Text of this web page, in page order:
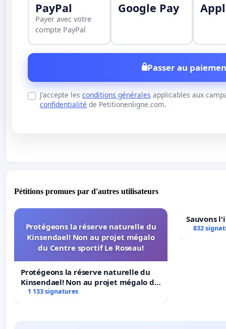
PayPal
Payer avec votre
compte PayPal
Google Pay
Passer au
J'accepte les conditions générales applicables aux
confidentialité de Petitionenligne.com.
Pétitions promues par d'autres utilisateurs
Protégeons la réserve naturelle du
Kinsendael! Non au projet mégalo
du Centre sportif Le Roseau!
Protégeons la réserve naturelle du
Kinsendael! Non au projet mégalo du
Centre sportif Le Roseau!
1 133 signatures
Sauvons
832